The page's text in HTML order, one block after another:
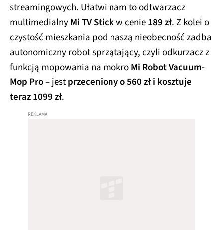
streamingowych. Ułatwi nam to odtwarzacz
multimedialnyMi TV Stickw cenie189 zł. Z kolei o
czystość mieszkania pod naszą nieobecność zadba
autonomiczny robot sprzątający, czyli odkurzacz z
funkcją mopowania na mokroMi Robot Vacuum-
Mop Pro– jestprzeceniony o 560 zł i kosztuje
teraz 1099 zł.